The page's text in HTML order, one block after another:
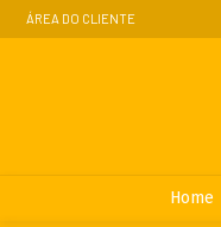
ÁREA DO CLIENTE
Home